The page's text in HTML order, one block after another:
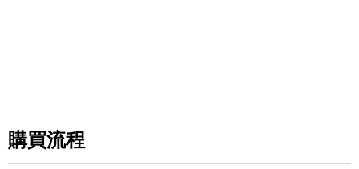
購買流程